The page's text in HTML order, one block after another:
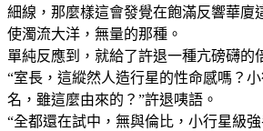
細線，那麼樣這會發覺在飽滿反響華廈
使濁流大洋，無量的那種。
單純反應到，就給了許退一種亢磅礴的
“室長，這縱然人造行星的性命感嗎？
名，雖這麼由來的？”許退咦語。
“全都還在試中，無與倫比，小行星級